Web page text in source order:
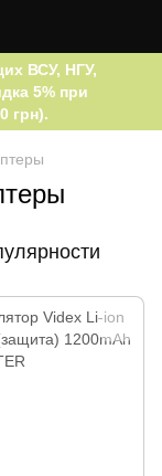
ВСУ, НГУ,
5% при
грн).